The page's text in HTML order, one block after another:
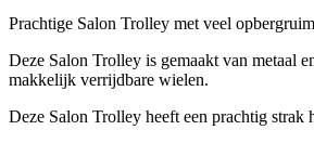
Prachtige Salon Trolley met veel
Deze Salon Trolley is gemaakt van metaal
makkelijk verrijdbare wielen.
Deze Salon Trolley heeft een prachtig strak